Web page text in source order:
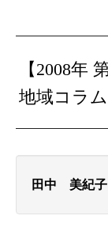
【2008年
地域コラ
田中 美紀子